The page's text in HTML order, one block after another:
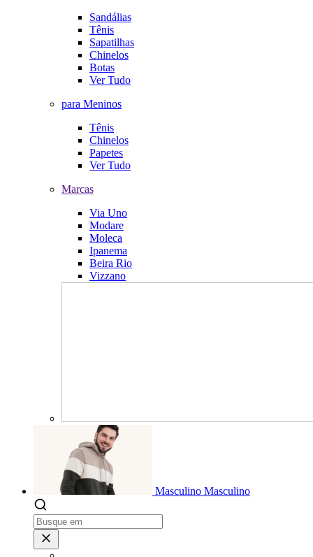
Sandálias
Tênis
Sapatilhas
Chinelos
Botas
Ver Tudo
para Meninos
Tênis
Chinelos
Papetes
Ver Tudo
Marcas
Via Uno
Modare
Moleca
Ipanema
Beira Rio
Vizzano
Masculino Masculino